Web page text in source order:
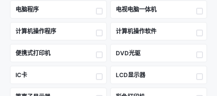
电脑程序 电视电脑一体机
计算机操作程序 计算机操作软件
便携式打印机 DVD光驱
IC卡 LCD显示器